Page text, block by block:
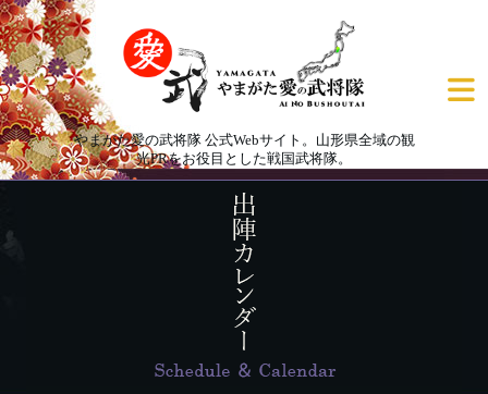
やまがた愛の武将隊 公式Webサイト。山形県全域の観
光PRをお役目とした戦国武将隊。